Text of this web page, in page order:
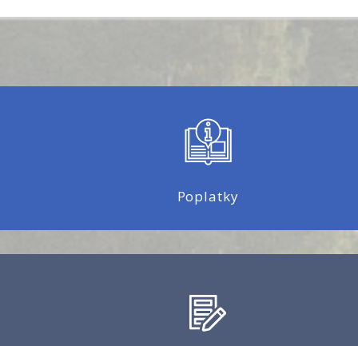
Poplatky